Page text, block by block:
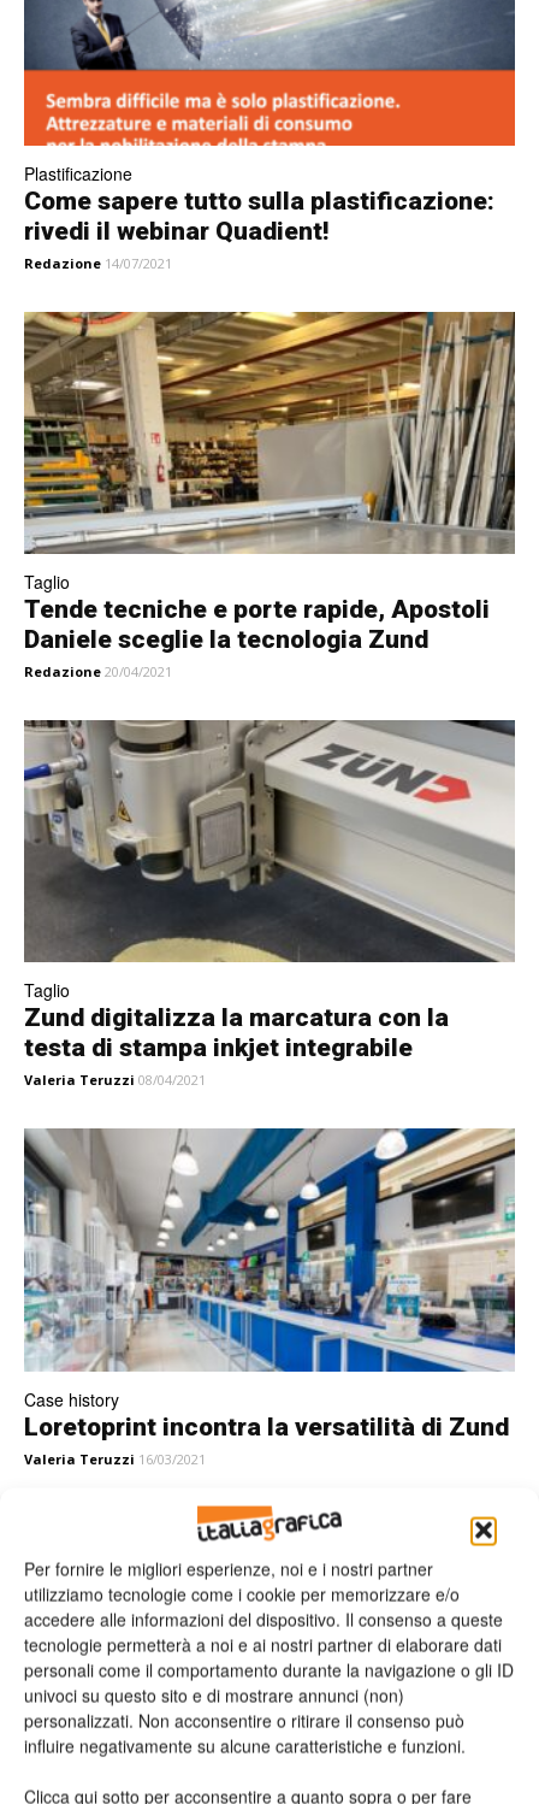
Per fornire le migliori esperienze, noi e i nostri partner
utilizziamo tecnologie come i cookie per memorizzare e/o
accedere alle informazioni del dispositivo. Il consenso a queste
tecnologie permetterà a noi e ai nostri partner di elaborare dati
personali come il comportamento durante la navigazione o gli ID
univoci su questo sito e di mostrare annunci (non)
personalizzati. Non acconsentire o ritirare il consenso può
influire negativamente su alcune caratteristiche e funzioni.
Clicca qui sotto per acconsentire a quanto sopra o per fare
Plastificazione
Come sapere tutto sulla plastificazione:
rivedi il webinar Quadient!
Redazione 14/07/2021
Taglio
Tende tecniche e porte rapide, Apostoli
Daniele sceglie la tecnologia Zund
Redazione 20/04/2021
Taglio
Zund digitalizza la marcatura con la
testa di stampa inkjet integrabile
Valeria Teruzzi 08/04/2021
Case history
Loretoprint incontra la versatilità di Zund
Valeria Teruzzi 16/03/2021